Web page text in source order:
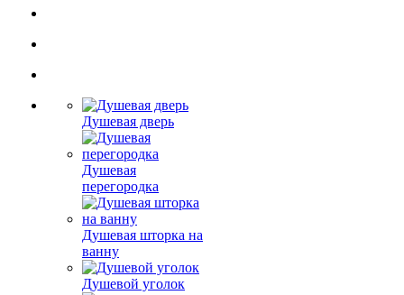
Душевая дверь
Душевая
перегородка
Душевая шторка на
ванну
Душевой уголок